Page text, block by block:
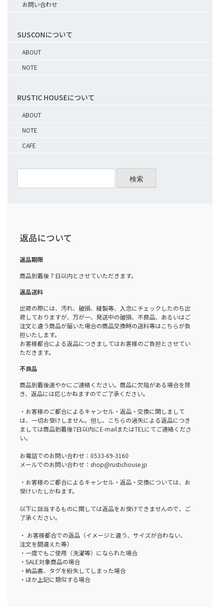
お問い合わせ
SUSCONについて
ABOUT
NOTE
RUSTIC HOUSEについて
ABOUT
NOTE
CAFE
検索
返品について
返品期限
商品到着後７日以内とさせていただきます。
返品送料
出荷の際には、汚れ、破損、縫製等、入念にチェックしたのち出
荷しておりますが、万が一、発送中の破損、不良品、あるいはご
注文と違う商品が届いた場合の商品交換時の送料等はこちらが負
担いたします。
お客様都合による返品につきましてはお客様のご負担とさせてい
ただきます。
不良品
商品到着後速やかにご連絡ください。商品に欠陥がある場合を除
き、返品には応じかねますのでご了承ください。
・お客様のご都合によるキャンセル・返品・交換に関しまして
は、一切お受けしません。但し、こちらの過失による返品につき
ましては商品到着後7日以内にE-mailまたはTELにてご連絡くださ
い。
お電話でのお問い合わせ：0533-69-3160
メールでのお問い合わせ：shop@rustichouse.jp
・お客様のご都合によるキャンセル・返品・交換については、お
受けいたしかねます。
以下に該当するものに関しては返品をお受けできませんので、ご
了承ください。
・ お客様都合での返品（イメージと違う、サイズが合わない、
注文を間違えた等）
・一度でもご使用（洗濯等）になられた場合
・SALE対象商品の場合
・納品書、タグを紛失してしまった場合
・ほか上記に類似する場合